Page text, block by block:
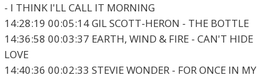
- I THINK I'LL CALL IT MORNING
14:28:19 00:05:14 GIL SCOTT-HERON - THE BOTTLE
14:36:58 00:03:37 EARTH, WIND & FIRE - CAN'T HIDE
LOVE
14:40:36 00:02:33 STEVIE WONDER - FOR ONCE IN MY